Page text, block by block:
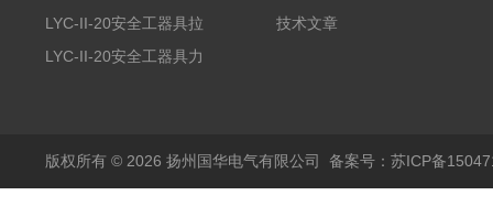
LYC-II-20安全工器具拉
力试验机
LYC-II-20安全工器具力
技术文章
版权所有 © 2026 扬州国华电气有限公司 备案号：苏ICP备